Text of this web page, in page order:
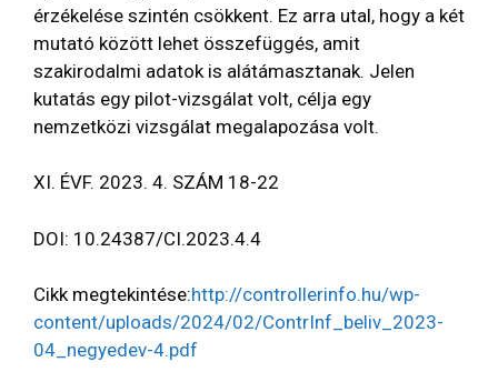
érzékelése szintén csökkent. Ez arra utal, hogy a két
mutató között lehet összefüggés, amit
szakirodalmi adatok is alátámasztanak. Jelen
kutatás egy pilot-vizsgálat volt, célja egy
nemzetközi vizsgálat megalapozása volt.
XI. ÉVF. 2023. 4. SZÁM 18-22
DOI: 10.24387/CI.2023.4.4
Cikk megtekintése:http://controllerinfo.hu/wp-
content/uploads/2024/02/ContrInf_beliv_2023-
04_negyedev-4.pdf